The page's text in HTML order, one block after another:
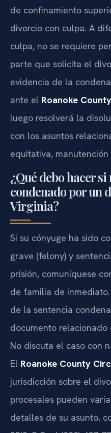
de confinamiento
divorcio con culpa. A
culpa, no se requiere
parte que solicita el
evidencia de la
ante el Roanoke
luego resolverá la
con los asuntos
equitativa, manutención
¿Qué debo hacer
condenado por un
Virginia?
Si su cónyuge ha sido
grave (felony) y
prisión, comuníquese
de familia de
de la sentencia
documento
No discuta el caso con
El Roanoke County
jurisdicción sobre el
procesales pueden
detalles de su asunto,